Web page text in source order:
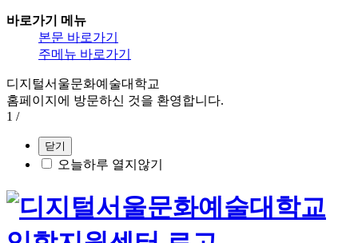
바로가기 메뉴
본문 바로가기
주메뉴 바로가기
디지털서울문화예술대학교
홈페이지에 방문하신 것을 환영합니다.
1 /
닫기
오늘하루 열지않기